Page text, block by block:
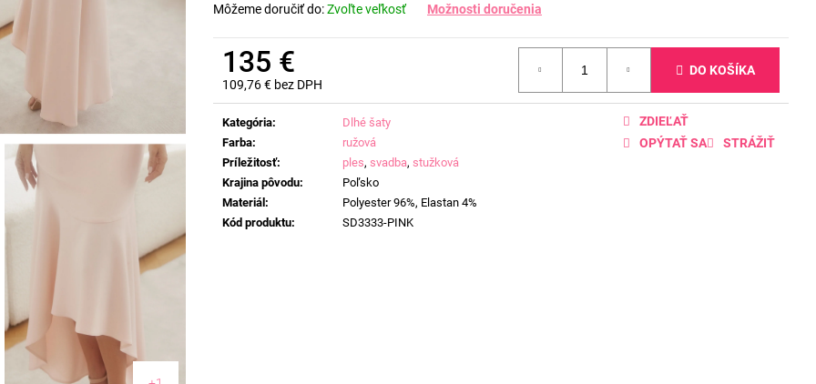
Môžeme doručiť do:Zvoľte veľkosť Možnosti doručenia
135 €
109,76 € bez DPH
Jednotková
cena:
DO KOŠÍKA
Kategória:
Dlhé šaty
Farba:
ružová
Príležitosť: ples, svadba, stužková
Krajina pôvodu:
Poľsko
Materiál:
Polyester 96%, Elastan 4%
Kód produktu: SD3333-PINK
OPÝTAŤ SA STRÁŽIŤ
ZDIEĽAŤ